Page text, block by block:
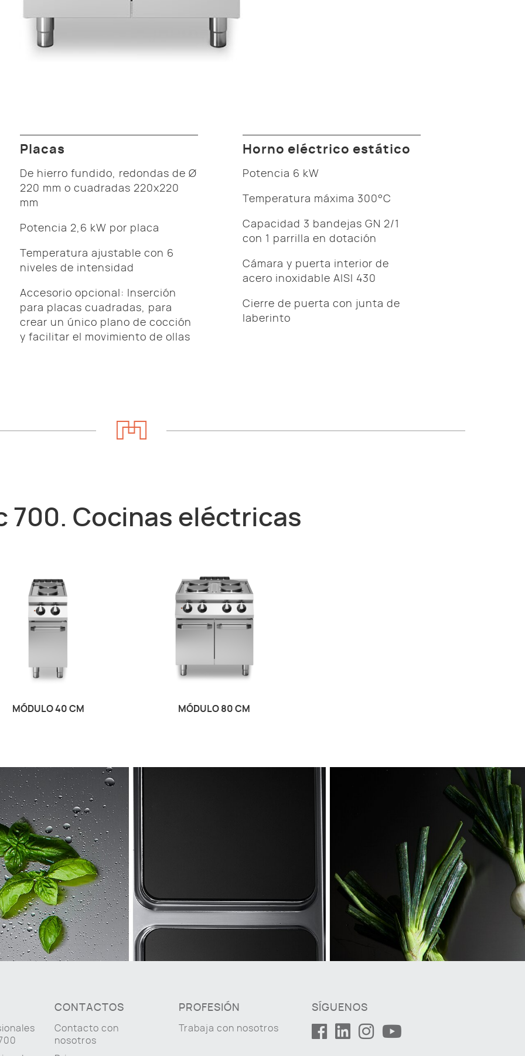
Placas
De hierro fundido, redondas de Ø
220 mm o cuadradas 220x220
mm
Potencia 2,6 kW por placa
Temperatura ajustable con 6
niveles de intensidad
Accesorio opcional: Inserción
para placas cuadradas, para
crear un único plano de cocción
y facilitar el movimiento de ollas
Horno eléctrico estático
Potencia 6 kW
Temperatura máxima 300°C
Capacidad 3 bandejas GN 2/1
con 1 parrilla en dotación
Cámara y puerta interior de
acero inoxidable AISI 430
Cierre de puerta con junta de
laberinto
700. Cocinas eléctricas
MÓDULO 40 CM MÓDULO 80 CM
CONTACTOS
Contacto con
nosotros
PROFESIÓN
Trabaja con nosotros
SÍGUENOS